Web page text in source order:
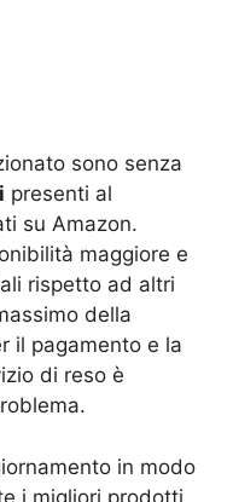
sono senza
presenti al
su Amazon.
maggiore e
rispetto ad altri
della
il pagamento e la
di reso è
in modo
i migliori prodotti